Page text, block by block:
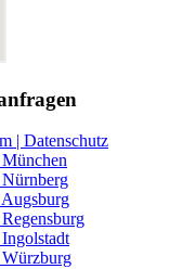
| Datenschutz